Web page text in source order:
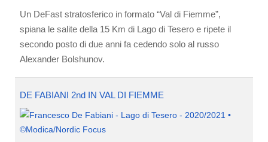
Un DeFast stratosferico in formato “Val di Fiemme”,
spiana le salite della 15 Km di Lago di Tesero e ripete il
secondo posto di due anni fa cedendo solo al russo
Alexander Bolshunov.
DE FABIANI 2nd IN VAL DI FIEMME